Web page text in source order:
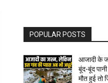
POPULAR POSTS
आजादी के
बूंद-बूंद
मौत हुई तो